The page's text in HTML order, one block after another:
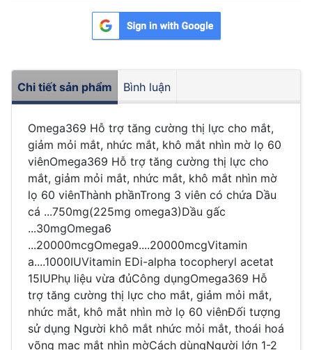
Chi tiết sản phẩm Bình luận
Omega369 Hỗ trợ tăng cường thị lực cho mắt,
giảm mỏi mắt, nhức mắt, khô mắt nhìn mờ lọ 60
viênOmega369 Hỗ trợ tăng cường thị lực cho
mắt, giảm mỏi mắt, nhức mắt, khô mắt nhìn mờ
lọ 60 viênThành phầnTrong 3 viên có chứa Dầu
cá ...750mg(225mg omega3)Dầu gấc
...30mgOmega6
...20000mcgOmega9....20000mcgVitamin
a....1000IUVitamin EDi-alpha tocopheryl acetat
15IUPhụ liệu vừa đủCông dụngOmega369 Hỗ
trợ tăng cường thị lực cho mắt, giảm mỏi mắt,
nhức mắt, khô mắt nhìn mờ lọ 60 viênĐối tượng
sử dụng Người khô mắt nhức mỏi mắt, thoái hoá
võng mạc mắt nhìn mờCách dùngNgười lớn 1-2